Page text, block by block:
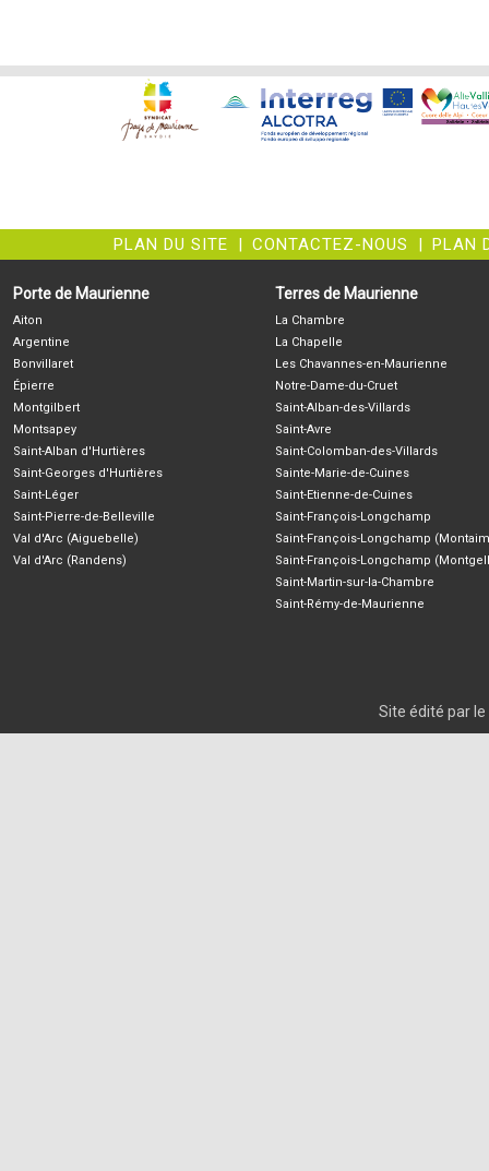
PLAN DU SITE | CONTACTEZ-NOUS | PLAN
Porte de Maurienne
Aiton
Argentine
Bonvillaret
Épierre
Montgilbert
Montsapey
Saint-Alban d'Hurtières
Saint-Georges d'Hurtières
Saint-Léger
Saint-Pierre-de-Belleville
Val d'Arc (Aiguebelle)
Val d'Arc (Randens)
Terres de Maurienne
La Chambre
La Chapelle
Les Chavannes-en-Maurienne
Notre-Dame-du-Cruet
Saint-Alban-des-Villards
Saint-Avre
Saint-Colomban-des-Villards
Sainte-Marie-de-Cuines
Saint-Etienne-de-Cuines
Saint-François-Longchamp
Saint-François-Longchamp
Saint-François-Longchamp
Saint-Martin-sur-la-Chambre
Saint-Rémy-de-Maurienne
Site édité par